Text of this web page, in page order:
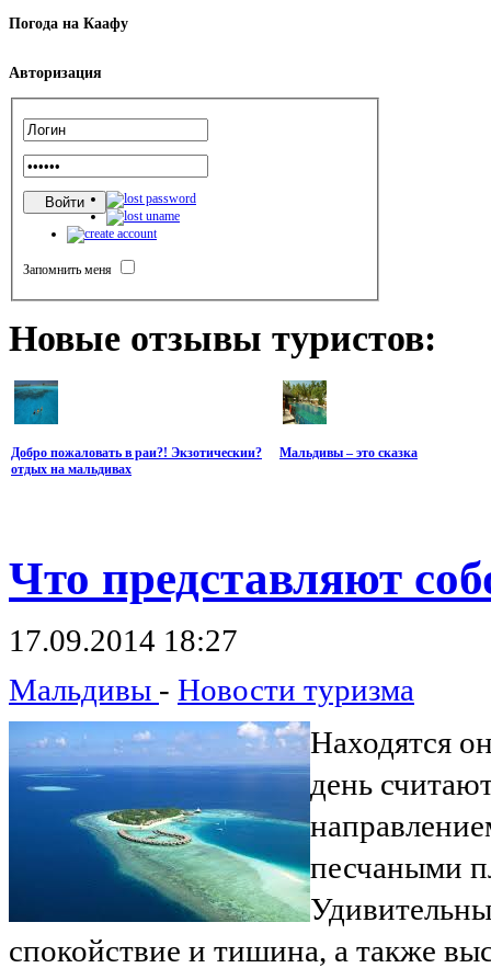
Погода на Каафу
Авторизация
Запомнить меня
Новые отзывы туристов:
Добро пожаловать в раи?! Экзотическии?
отдых на мальдивах
Мальдивы – это сказка
Что представляют
17.09.2014 18:27
Мальдивы - Новости туризма
Находятся
день
песчаными
спокойствие и тишина, а также